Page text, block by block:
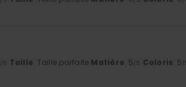
/5 Taille: Taille parfaite Matière: 5/5 Coloris: 5/